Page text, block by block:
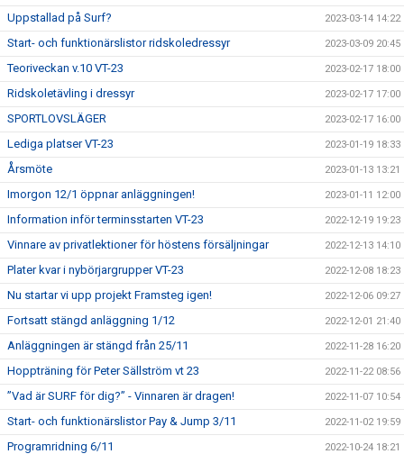
Uppstallad på Surf? 2023-03-14 14:22
Start- och funktionärslistor ridskoledressyr 2023-03-09 20:45
Teoriveckan v.10 VT-23 2023-02-17 18:00
Ridskoletävling i dressyr 2023-02-17 17:00
SPORTLOVSLÄGER 2023-02-17 16:00
Lediga platser VT-23 2023-01-19 18:33
Årsmöte 2023-01-13 13:21
Imorgon 12/1 öppnar anläggningen! 2023-01-11 12:00
Information inför terminsstarten VT-23 2022-12-19 19:23
Vinnare av privatlektioner för höstens försäljningar 2022-12-13 14:10
Plater kvar i nybörjargrupper VT-23 2022-12-08 18:23
Nu startar vi upp projekt Framsteg igen! 2022-12-06 09:27
Fortsatt stängd anläggning 1/12 2022-12-01 21:40
Anläggningen är stängd från 25/11 2022-11-28 16:20
Hoppträning för Peter Sällström vt 23 2022-11-22 08:56
”Vad är SURF för dig?” - Vinnaren är dragen! 2022-11-07 10:54
Start- och funktionärslistor Pay & Jump 3/11 2022-11-02 19:59
Programridning 6/11 2022-10-24 18:21